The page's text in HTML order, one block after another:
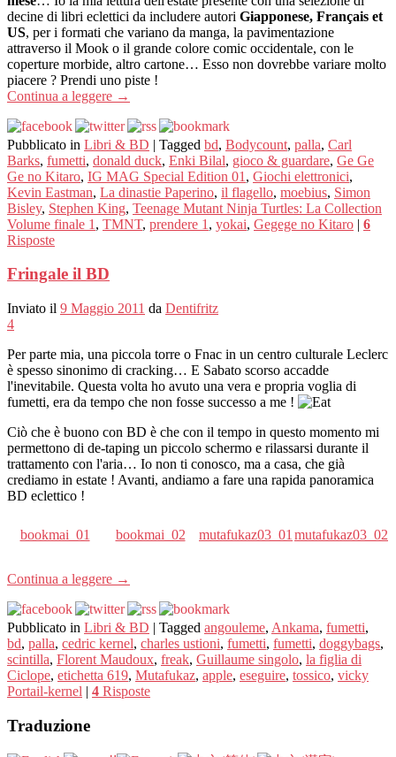
decine di libri eclettici da includere autori Giapponese, Français et
US, per i formati che variano da manga, la pavimentazione
attraverso il Mook o il grande colore comic occidentale, con le
coperture morbide, altro cartone… Esso non dovrebbe variare molto
piacere ? Prendi uno piste !
Continua a leggere →
Pubblicato in Libri & BD | Tagged bd, Bodycount, palla, Carl
Barks, fumetti, donald duck, Enki Bilal, gioco & guardare, Ge Ge
Ge no Kitaro, IG MAG Special Edition 01 , Giochi elettronici,
Kevin Eastman, La dinastie Paperino, il flagello, moebius, Simon
Bisley, Stephen King, Teenage Mutant Ninja Turtles: La Collection
Volume finale 1 , TMNT, prendere 1 , yokai, Gegege no Kitaro | 6
Risposte
Fringale il BD
Inviato il 9 Maggio 2011 da Dentifritz
4
Per parte mia, una piccola torre o Fnac in un centro culturale Leclerc
è spesso sinonimo di cracking… E Sabato scorso accadde
l'inevitabile. Questa volta ho avuto una vera e propria voglia di
fumetti, era da tempo che non fosse successo a me !
Ciò che è buono con BD è che con il tempo in questo momento mi
permettono di de-taping un piccolo schermo e rilassarsi durante il
trattamento con l'aria… Io non ti conosco, ma a casa, che già
crediamo in estate ! Avanti, andiamo a fare una rapida panoramica
BD eclettico !
bookmai_01 bookmai_02 mutafukaz03_01 mutafukaz03_02
Continua a leggere →
Pubblicato in Libri & BD | Tagged angouleme, Ankama, fumetti,
bd, palla, cedric kernel, charles ustioni, fumetti, fumetti, doggybags,
scintilla, Florent Maudoux, freak, Guillaume singolo, la figlia di
Ciclope, etichetta 619, Mutafukaz, apple, eseguire, tossico, vicky
Portail-kernel | 4 Risposte
Traduzione